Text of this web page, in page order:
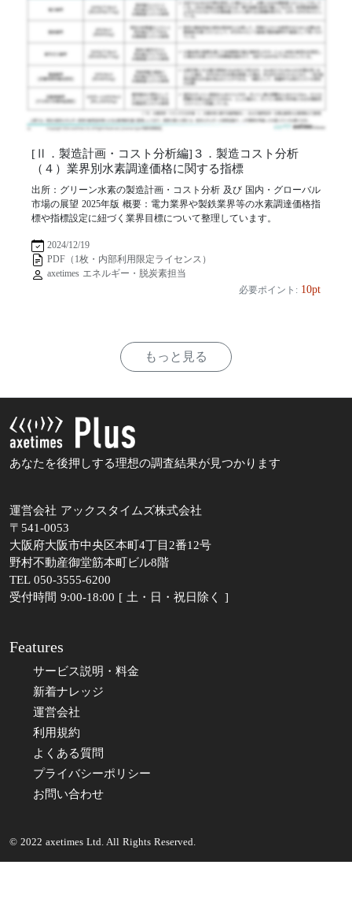
[Ⅱ．製造計画・コスト分析編]３．製造コスト分析
（４）業界別水素調達価格に関する指標
出所：グリーン水素の製造計画・コスト分析 及び 国内・グローバル
市場の展望 2025年版 概要：電力業界や製鉄業界等の水素調達価格指
標や指標設定に紐づく業界目標について整理しています。
2024/12/19
PDF（1枚・内部利用限定ライセンス）
axetimes エネルギー・脱炭素担当
必要ポイント: 10pt
もっと見る
あなたを後押しする理想の調査結果が見つかります
運営会社 アックスタイムズ株式会社
〒541-0053
大阪府大阪市中央区本町4丁目2番12号
野村不動産御堂筋本町ビル8階
TEL 050-3555-6200
受付時間 9:00-18:00 [ 土・日・祝日除く ]
Features
サービス説明・料金
新着ナレッジ
運営会社
利用規約
よくある質問
プライバシーポリシー
お問い合わせ
© 2022 axetimes Ltd. All Rights Reserved.